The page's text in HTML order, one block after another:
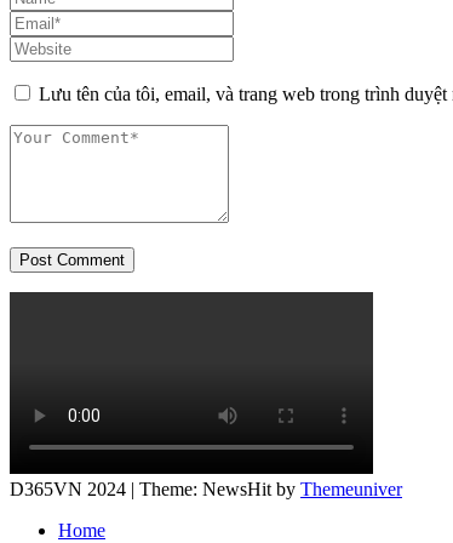
Lưu tên của tôi, email, và trang web trong trình
Post Comment
D365VN 2024 | Theme: NewsHit by Themeuniver
Home